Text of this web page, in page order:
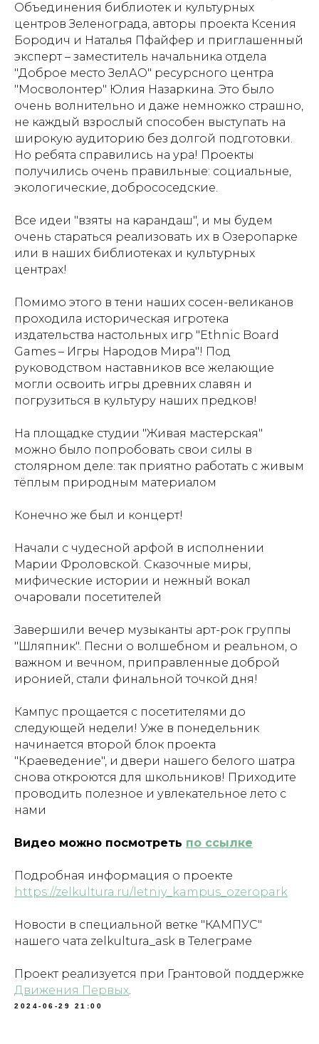
Объединения библиотек и культурных
центров Зеленограда, авторы проекта Ксения
Бородич и Наталья Пфайфер и приглашенный
эксперт – заместитель начальника отдела
"Доброе место ЗелАО" ресурсного центра
"Мосволонтер" Юлия Назаркина. Это было
очень волнительно и даже немножко страшно,
не каждый взрослый способен выступать на
широкую аудиторию без долгой подготовки.
Но ребята справились на ура! Проекты
получились очень правильные: социальные,
экологические, добрососедские.
Все идеи "взяты на карандаш", и мы будем
очень стараться реализовать их в Озеропарке
или в наших библиотеках и культурных
центрах!
Помимо этого в тени наших сосен-великанов
проходила историческая игротека
издательства настольных игр "Ethnic Board
Games – Игры Народов Мира"! Под
руководством наставников все желающие
могли освоить игры древних славян и
погрузиться в культуру наших предков!
На площадке студии "Живая мастерская"
можно было попробовать свои силы в
столярном деле: так приятно работать с живым
тёплым природным материалом
Конечно же был и концерт!
Начали с чудесной арфой в исполнении
Марии Фроловской. Сказочные миры,
мифические истории и нежный вокал
очаровали посетителей
Завершили вечер музыканты арт-рок группы
"Шляпник". Песни о волшебном и реальном, о
важном и вечном, приправленные доброй
иронией, стали финальной точкой дня!
Кампус прощается с посетителями до
следующей недели! Уже в понедельник
начинается второй блок проекта
"Краеведение", и двери нашего белого шатра
снова откроются для школьников! Приходите
проводить полезное и увлекательное лето с
нами
Видео можно посмотреть по ссылке
Подробная информация о проекте
https://zelkultura.ru/letniy_kampus_ozeropark
Новости в специальной ветке "КАМПУС"
нашего чата zelkultura_ask в Телеграме
Проект реализуется при Грантовой поддержке
Движения Первых.
2024-06-29 21:00